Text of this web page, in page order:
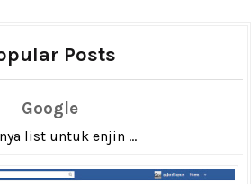
Posts
Google
list untuk enjin ...